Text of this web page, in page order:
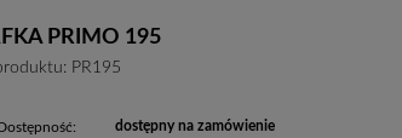
PRIMO 195
PR195
Dostępność: dostępny na zamówienie